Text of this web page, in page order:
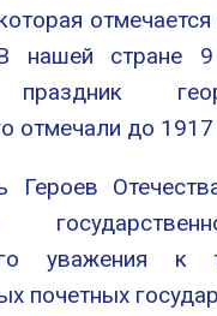
нашей стране 9
отмечали до 1917
Героев
уважения к
почетных